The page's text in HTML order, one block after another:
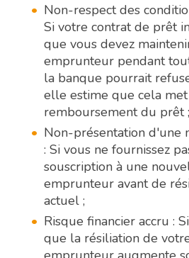
Non-respect des
Si votre contrat de prêt
que vous devez
emprunteur pendant
la banque pourrait
elle estime que cela
remboursement du prêt ;
Non-présentation d'une
: Si vous ne fournissez
souscription à une
emprunteur avant de
actuel ;
Risque financier accru :
que la résiliation de